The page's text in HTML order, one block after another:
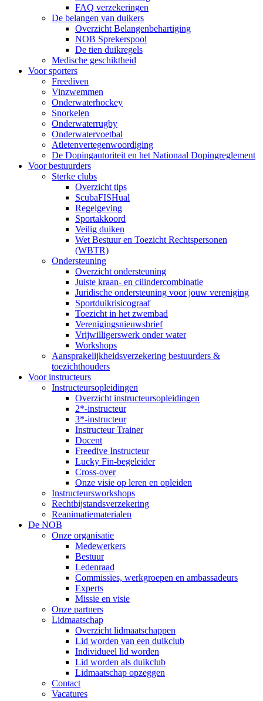
FAQ verzekeringen
De belangen van duikers
Overzicht Belangenbehartiging
NOB Sprekerspool
De tien duikregels
Medische geschiktheid
Voor sporters
Freediven
Vinzwemmen
Onderwaterhockey
Snorkelen
Onderwaterrugby
Onderwatervoetbal
Atletenvertegenwoordiging
De Dopingautoriteit en het Nationaal Dopingreglement
Voor bestuurders
Sterke clubs
Overzicht tips
ScubaFISHual
Regelgeving
Sportakkoord
Veilig duiken
Wet Bestuur en Toezicht Rechtspersonen
(WBTR)
Ondersteuning
Overzicht ondersteuning
Juiste kraan- en cilindercombinatie
Juridische ondersteuning voor jouw vereniging
Sportduikrisicograaf
Toezicht in het zwembad
Verenigingsnieuwsbrief
Vrijwilligerswerk onder water
Workshops
Aansprakelijkheidsverzekering bestuurders &
toezichthouders
Voor instructeurs
Instructeursopleidingen
Overzicht instructeursopleidingen
2*-instructeur
3*-instructeur
Instructeur Trainer
Docent
Freedive Instructeur
Lucky Fin-begeleider
Cross-over
Onze visie op leren en opleiden
Instructeursworkshops
Rechtbijstandsverzekering
Reanimatiematerialen
De NOB
Onze organisatie
Medewerkers
Bestuur
Ledenraad
Commissies, werkgroepen en ambassadeurs
Experts
Missie en visie
Onze partners
Lidmaatschap
Overzicht lidmaatschappen
Lid worden van een duikclub
Individueel lid worden
Lid worden als duikclub
Lidmaatschap opzeggen
Contact
Vacatures